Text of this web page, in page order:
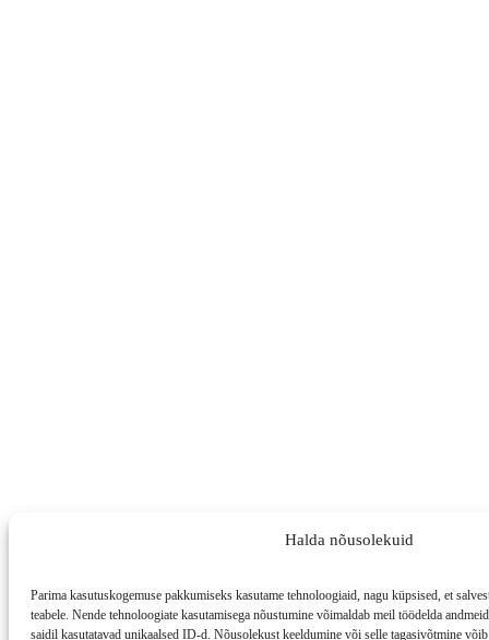
Halda nõusolekuid
Parima kasutuskogemuse pakkumiseks kasutame tehnoloogiaid, nagu küpsised, et
teabele. Nende tehnoloogiate kasutamisega nõustumine võimaldab meil töödelda
saidil kasutatavad unikaalsed ID-d. Nõusolekust keeldumine või selle tagasivõtmine